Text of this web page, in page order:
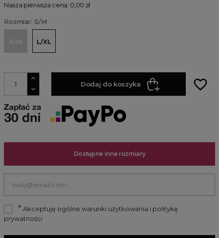
Nasza pierwsza cena: 0,00 zł
Rozmiar: S/M
S/M L/XL
Dodaj do koszyka favorite_border
Dostępne inne rozmiary
* Akceptuję ogólne warunki użytkowania i politykę
prywatności